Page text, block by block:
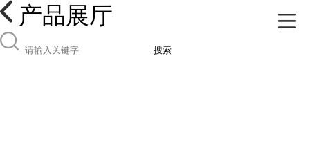
产品展厅
搜索